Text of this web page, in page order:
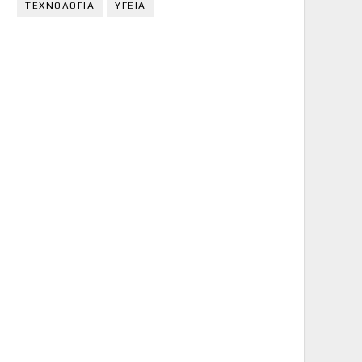
ΤΕΧΝΟΛΟΓΙΑ ΥΓΕΙΑ